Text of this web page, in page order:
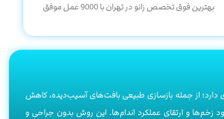
بهترین فوق تخصص زانو در تهران با 9000 عمل موفق
دارد؛ از جمله بازسازی طبیعی بافت‌های آسیب‌دیده، کاهش
زخم‌ها و ارتقای عملکرد اندام‌ها. این روش بدون جراحی و